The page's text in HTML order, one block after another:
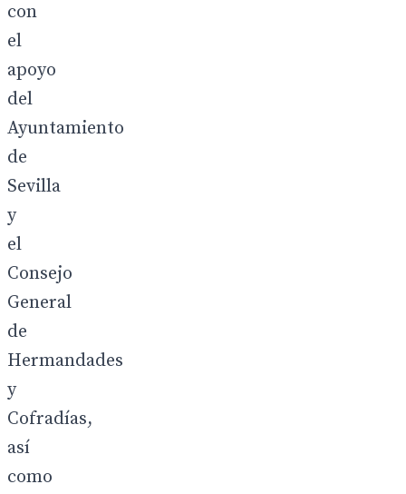
con
el
apoyo
del
Ayuntamiento
de
Sevilla
y
el
Consejo
General
de
Hermandades
y
Cofradías,
así
como